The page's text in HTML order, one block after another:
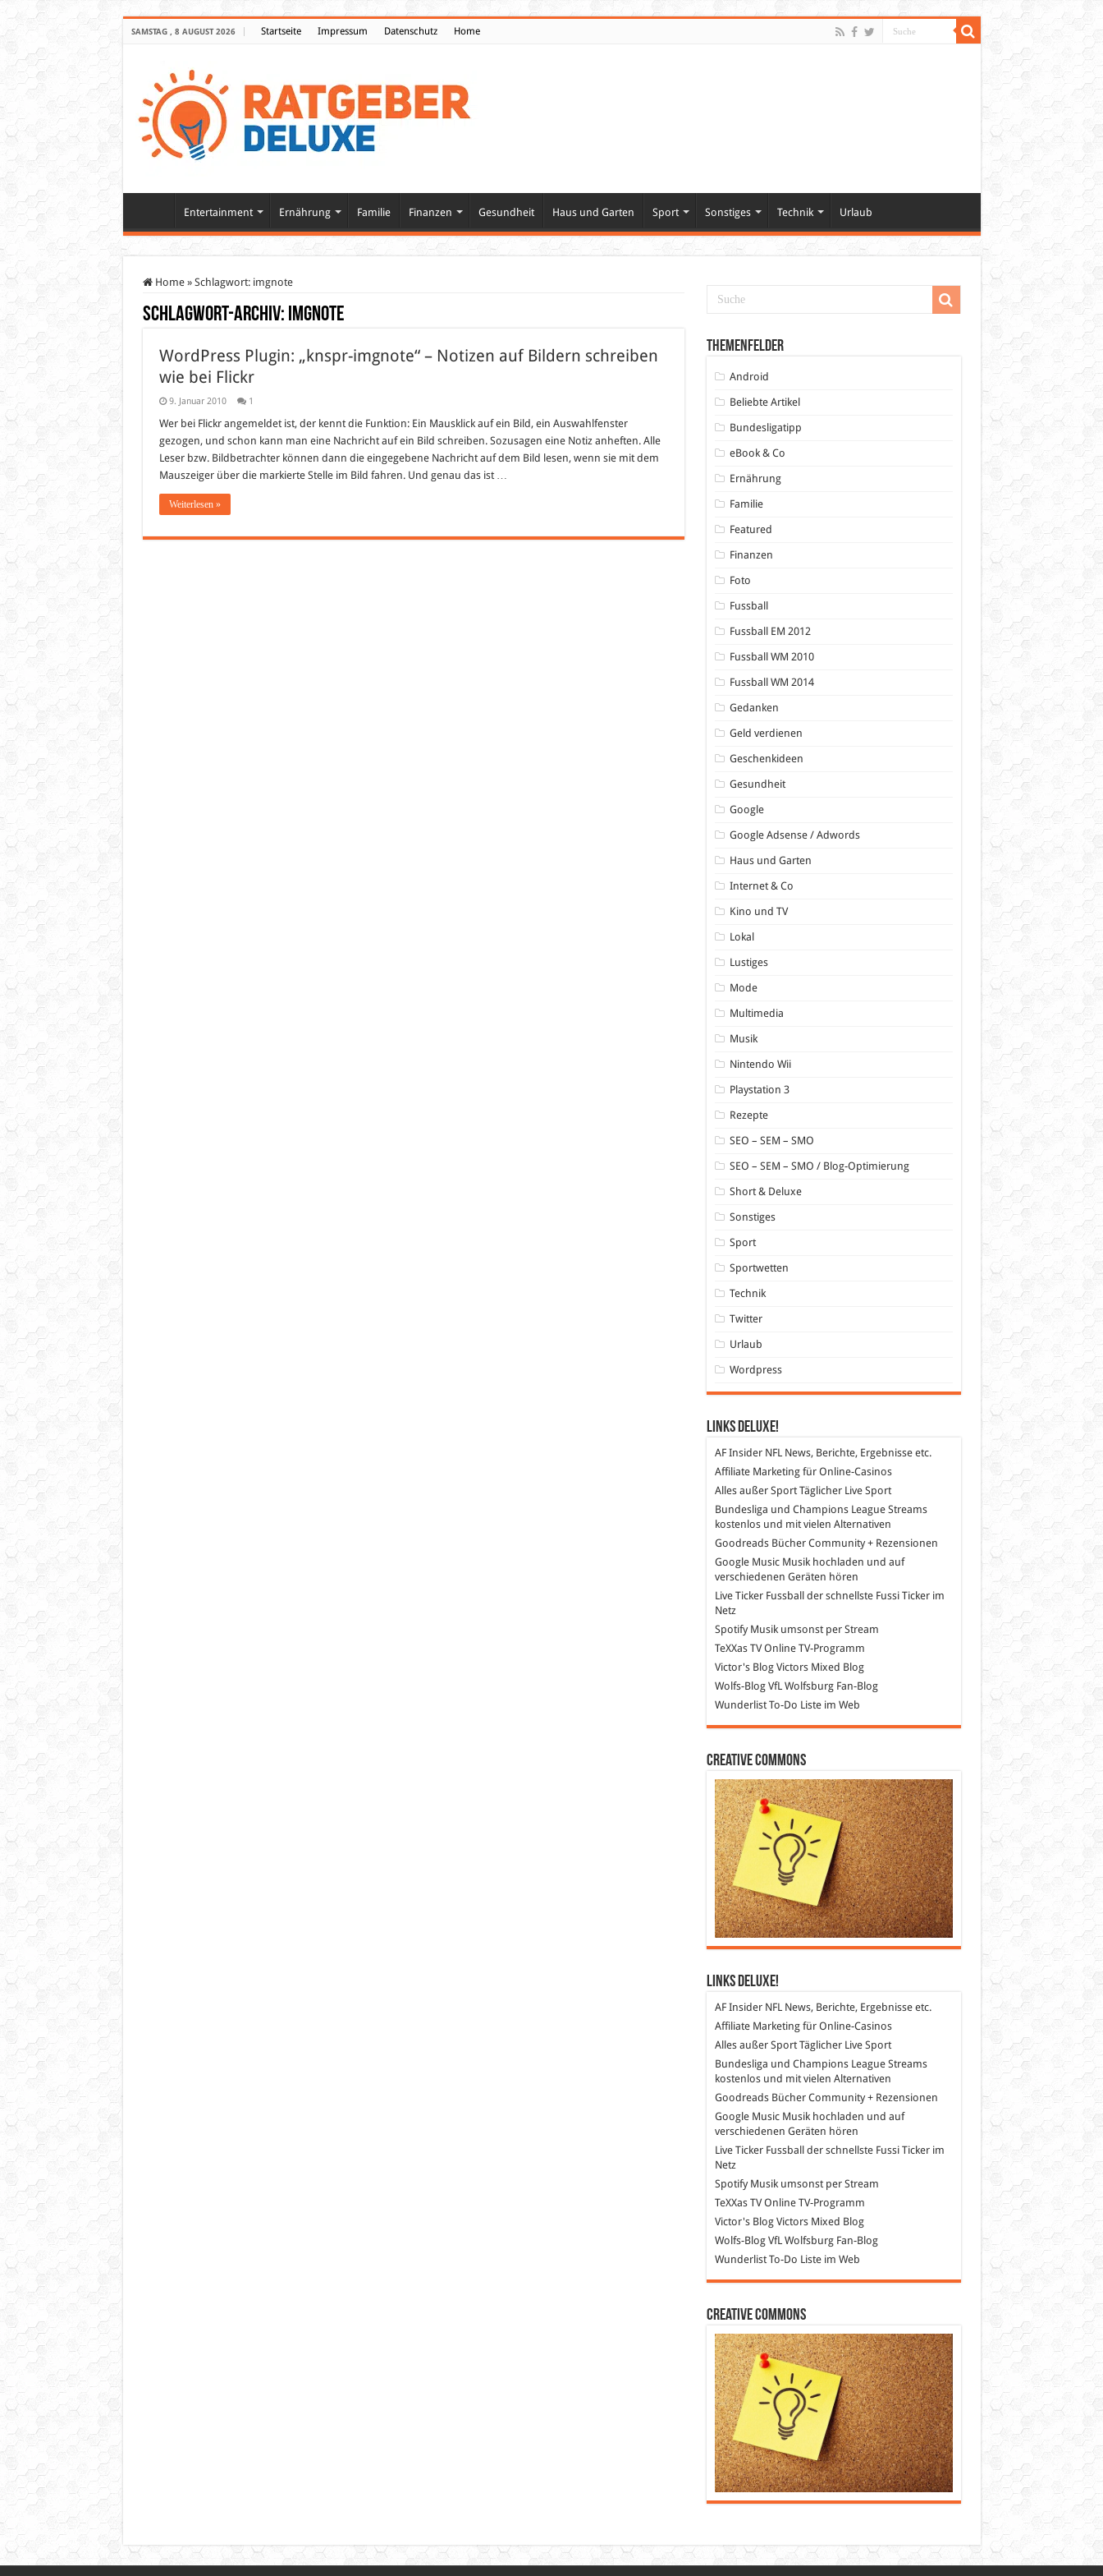
SAMSTAG , 8 AUGUST 2026 Startseite Impressum Datenschutz Home
Entertainment Ernährung Familie Finanzen Gesundheit Haus und Garten Sport Sonstiges Technik Urlaub
Home » Schlagwort: imgnote
Schlagwort-Archiv: imgnote
WordPress Plugin: „knspr-imgnote“ – Notizen auf Bildern schreiben
wie bei Flickr
9. Januar 2010 1
Wer bei Flickr angemeldet ist, der kennt die Funktion: Ein Mausklick auf ein Bild, ein Auswahlfenster
gezogen, und schon kann man eine Nachricht auf ein Bild schreiben. Sozusagen eine Notiz anheften. Alle
Leser bzw. Bildbetrachter können dann die eingegebene Nachricht auf dem Bild lesen, wenn sie mit dem
Mauszeiger über die markierte Stelle im Bild fahren. Und genau das ist …
Weiterlesen »
Themenfelder
Android
Beliebte Artikel
Bundesligatipp
eBook & Co
Ernährung
Familie
Featured
Finanzen
Foto
Fussball
Fussball EM 2012
Fussball WM 2010
Fussball WM 2014
Gedanken
Geld verdienen
Geschenkideen
Gesundheit
Google
Google Adsense / Adwords
Haus und Garten
Internet & Co
Kino und TV
Lokal
Lustiges
Mode
Multimedia
Musik
Nintendo Wii
Playstation 3
Rezepte
SEO – SEM – SMO
SEO – SEM – SMO / Blog-Optimierung
Short & Deluxe
Sonstiges
Sport
Sportwetten
Technik
Twitter
Urlaub
Wordpress
Links DeLuXe!
AF InsiderNFL News, Berichte, Ergebnisse etc.
Affiliate Marketingfür Online-Casinos
Alles außer SportTäglicher Live Sport
Bundesliga und Champions League Streams
kostenlos und mit vielen Alternativen
GoodreadsBücher Community + Rezensionen
Google MusicMusik hochladen und auf
verschiedenen Geräten hören
Live Ticker Fussball
der schnellste Fussi Ticker im
Netz
SpotifyMusik umsonst per Stream
TeXXas TVOnline TV-Programm
Victor's BlogVictors Mixed Blog
Wolfs-BlogVfL Wolfsburg Fan-Blog
WunderlistTo-Do Liste im Web
Creative Commons
Links DeLuXe!
AF InsiderNFL News, Berichte, Ergebnisse etc.
Affiliate Marketingfür Online-Casinos
Alles außer SportTäglicher Live Sport
Bundesliga und Champions League Streams
kostenlos und mit vielen Alternativen
GoodreadsBücher Community + Rezensionen
Google MusicMusik hochladen und auf
verschiedenen Geräten hören
Live Ticker Fussball
der schnellste Fussi Ticker im
Netz
SpotifyMusik umsonst per Stream
TeXXas TVOnline TV-Programm
Victor's BlogVictors Mixed Blog
Wolfs-BlogVfL Wolfsburg Fan-Blog
WunderlistTo-Do Liste im Web
Creative Commons